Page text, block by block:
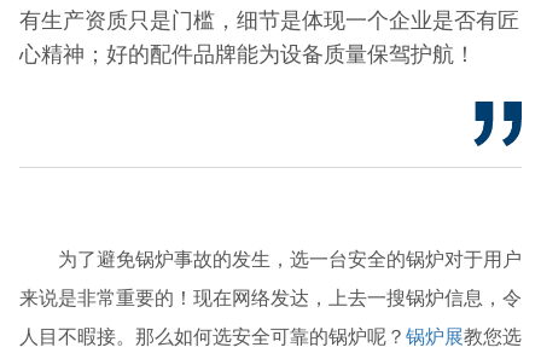
有生产资质只是门槛，细节是体现一个企业是否有匠
心精神；好的配件品牌能为设备质量保驾护航！
为了避免锅炉事故的发生，选一台安全的锅炉对于用户
来说是非常重要的！现在网络发达，上去一搜锅炉信息，令
人目不暇接。那么如何选安全可靠的锅炉呢？ 锅炉展教您选